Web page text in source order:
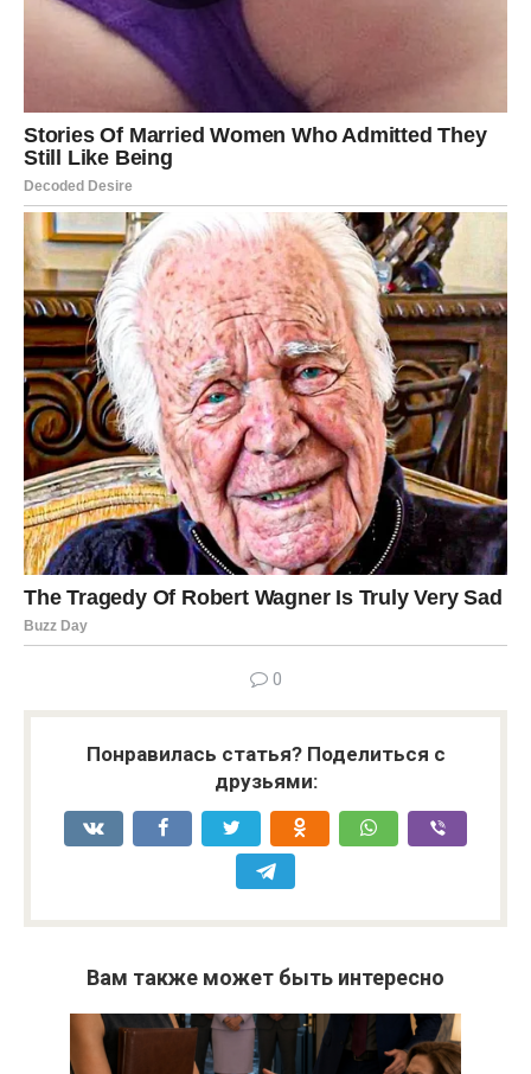
0
Понравилась статья? Поделиться с
друзьями:
Вам также может быть интересно